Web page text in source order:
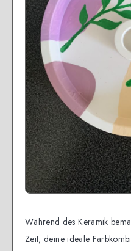
Während des Keramik
Zeit, deine ideale